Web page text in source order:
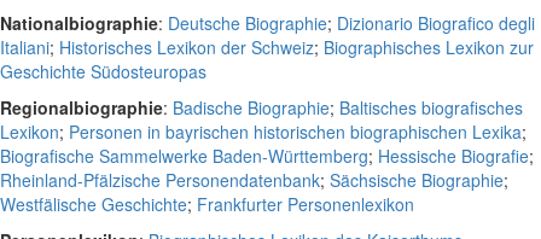
Nationalbiographie: Deutsche Biographie; Dizionario Biografico degli
Italiani; Historisches Lexikon der Schweiz; Biographisches Lexikon zur
Geschichte Südosteuropas
Regionalbiographie: Badische Biographie; Baltisches biografisches
Lexikon; Personen in bayrischen historischen biographischen Lexika;
Biografische Sammelwerke Baden-Württemberg; Hessische Biografie;
Rheinland-Pfälzische Personendatenbank; Sächsische Biographie;
Westfälische Geschichte; Frankfurter Personenlexikon